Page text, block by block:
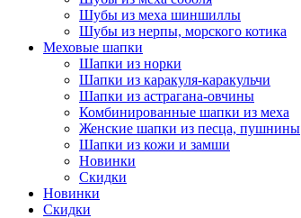
Шубы из меха шиншиллы
Шубы из нерпы, морского котика
Меховые шапки
Шапки из норки
Шапки из каракуля-каракульчи
Шапки из астрагана-овчины
Комбинированные шапки из меха
Женские шапки из песца, пушнины
Шапки из кожи и замши
Новинки
Скидки
Новинки
Скидки